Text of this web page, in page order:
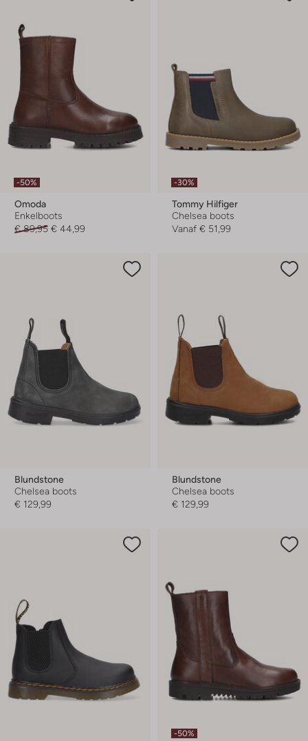
-50%
Omoda
Enkelboots
€ 89,95 € 44,99
-30%
Tommy Hilfiger
Chelsea boots
Vanaf € 51,99
Blundstone
Chelsea boots
€ 129,99
Blundstone
Chelsea boots
€ 129,99
-50%